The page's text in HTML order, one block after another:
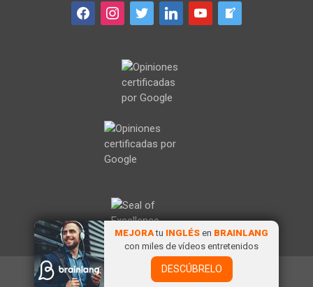
MEJORAtu INGLÉS en BRAINLANG
con miles de vídeos entretenidos
DESCÚBRELO
facebookinstagram
twitter linkedin youtube welcome-
write-
© 2026 BrainLang • Funciona con GeneratePress